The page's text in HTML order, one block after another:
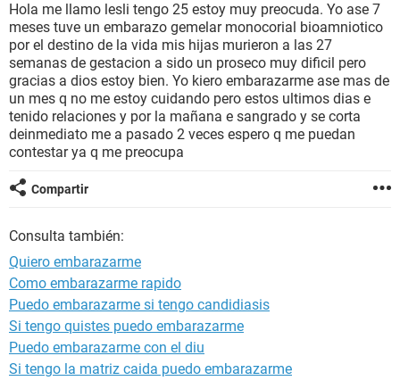
BIENESTAR
SEXUALIDAD
GLOSARIO
Hola me llamo lesli tengo 25 estoy muy preocuda. Yo ase 7
meses tuve un embarazo gemelar monocorial bioamniotico
por el destino de la vida mis hijas murieron a las 27
semanas de gestacion a sido un proseco muy dificil pero
gracias a dios estoy bien. Yo kiero embarazarme ase mas de
un mes q no me estoy cuidando pero estos ultimos dias e
tenido relaciones y por la mañana e sangrado y se corta
deinmediato me a pasado 2 veces espero q me puedan
contestar ya q me preocupa
Compartir
Consulta también:
Quiero embarazarme
Como embarazarme rapido
Puedo embarazarme si tengo candidiasis
Si tengo quistes puedo embarazarme
Puedo embarazarme con el diu
Si tengo la matriz caida puedo embarazarme